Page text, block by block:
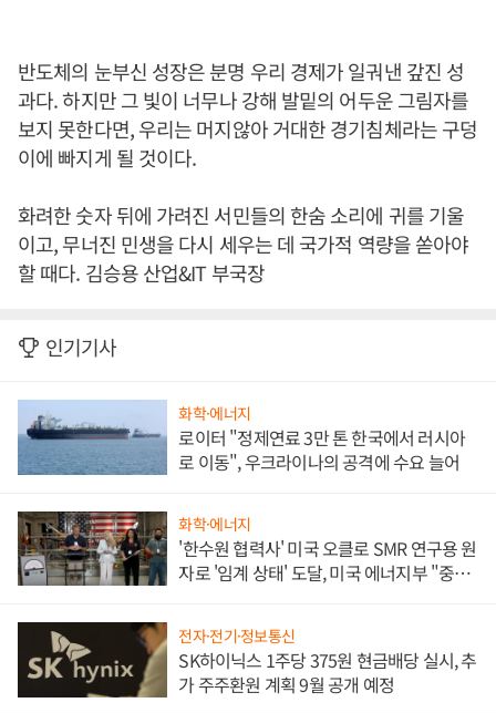
반도체의 눈부신 성장은 분명 우리 경제가 일궈낸 갚진 성
과다. 하지만 그 빛이 너무나 강해 발밑의 어두운 그림자를
보지 못한다면, 우리는 머지않아 거대한 경기침체라는 구덩
이에 빠지게 될 것이다.
화려한 숫자 뒤에 가려진 서민들의 한숨 소리에 귀를 기울
이고, 무너진 민생을 다시 세우는 데 국가적 역량을 쏟아야
할 때다. 김승용 산업&IT 부국장
인기기사
화학·에너지
로이터 "정제연료 3만 톤 한국에서 러시아
로 이동", 우크라이나의 공격에 수요 늘어
화학·에너지
'한수원 협력사' 미국 오클로 SMR 연구용 원
자로 '임계 상태' 도달, 미국 에너지부 "중요
전자·전기·정보통신
SK하이닉스 1주당 375원 현금배당 실시, 추
가 주주환원 계획 9월 공개 예정